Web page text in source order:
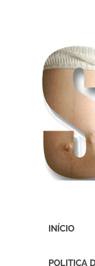
presente
INÍCIO
POLITICA